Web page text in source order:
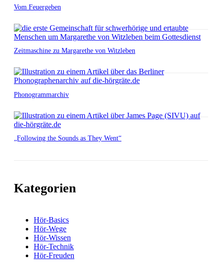
Vom Feuergeben
Zeitmaschine zu Margarethe von Witzleben
Phonogrammarchiv
„Following the Sounds as They Went“
Kategorien
Hör-Basics
Hör-Wege
Hör-Wissen
Hör-Technik
Hör-Freuden